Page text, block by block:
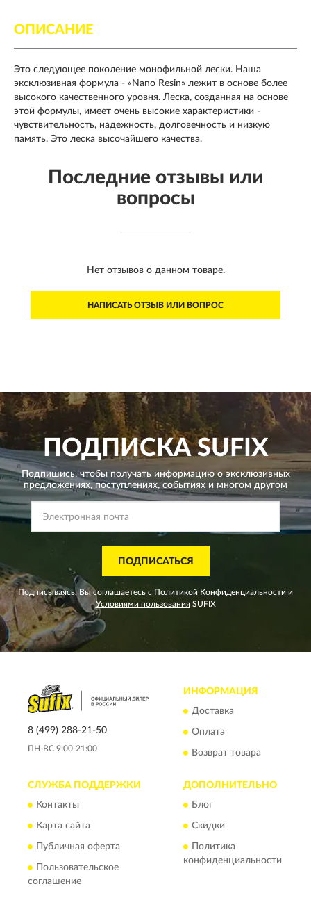
ОПИСАНИЕ
Это следующее поколение монофильной лески. Наша
эксклюзивная формула - «Nano Resin» лежит в основе более
высокого качественного уровня. Леска, созданная на основе
этой формулы, имеет очень высокие характеристики -
чувствительность, надежность, долговечность и низкую
память. Это леска высочайшего качества.
Последние отзывы или
вопросы
Нет отзывов о данном товаре.
НАПИСАТЬ ОТЗЫВ ИЛИ ВОПРОС
ПОДПИСКАSUFIX
Подпишись, чтобы получать информацию о эксклюзивных
предложениях,поступлениях, событиях и многом другом
ПОДПИСАТЬСЯ
Подписываясь, Вы соглашаетесь с Политикой Конфиденциальности и
Условиями пользованияSUFIX
8 (499) 288-21-50
ПН-ВС 9:00-21:00
ИНФОРМАЦИЯ
Доставка
Оплата
Возврат товара
СЛУЖБА ПОДДЕРЖКИ
Контакты
Карта сайта
Публичная оферта
Пользовательское
соглашение
ДОПОЛНИТЕЛЬНО
Блог
Скидки
Политика
конфиденциальности